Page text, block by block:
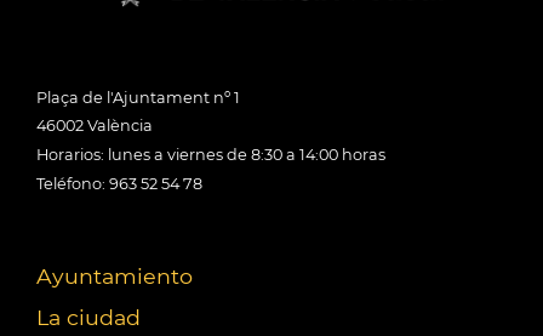
Plaça de l'Ajuntament nº 1
46002 València
Horarios: lunes a viernes de 8:30 a 14:00 horas
Teléfono: 963 52 54 78
Ayuntamiento
La ciudad